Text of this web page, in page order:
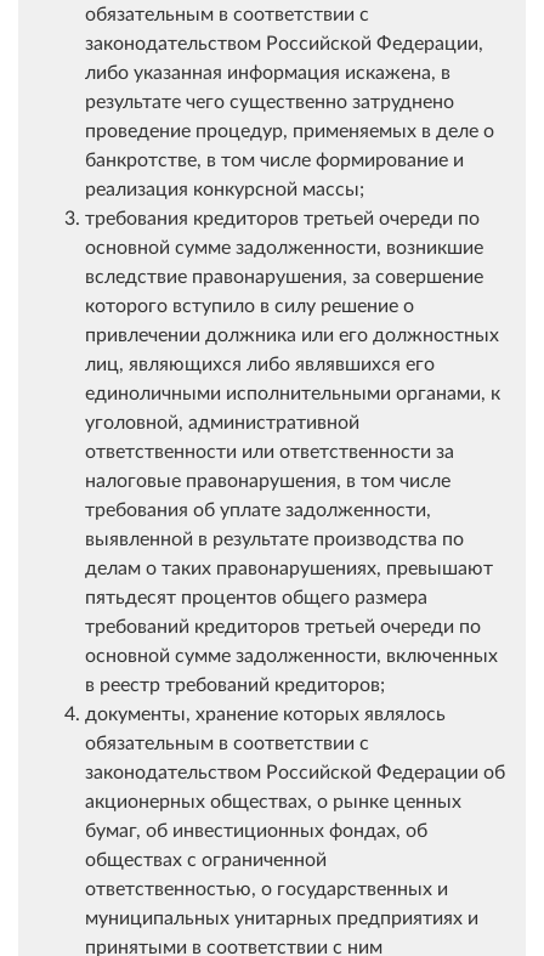
обязательным в соответствии с
законодательством Российской Федерации,
либо указанная информация искажена, в
результате чего существенно затруднено
проведение процедур, применяемых в деле о
банкротстве, в том числе формирование и
реализация конкурсной массы;
требования кредиторов третьей очереди по
основной сумме задолженности, возникшие
вследствие правонарушения, за совершение
которого вступило в силу решение о
привлечении должника или его должностных
лиц, являющихся либо являвшихся его
единоличными исполнительными органами, к
уголовной, административной
ответственности или ответственности за
налоговые правонарушения, в том числе
требования об уплате задолженности,
выявленной в результате производства по
делам о таких правонарушениях, превышают
пятьдесят процентов общего размера
требований кредиторов третьей очереди по
основной сумме задолженности, включенных
в реестр требований кредиторов;
документы, хранение которых являлось
обязательным в соответствии с
законодательством Российской Федерации об
акционерных обществах, о рынке ценных
бумаг, об инвестиционных фондах, об
обществах с ограниченной
ответственностью, о государственных и
муниципальных унитарных предприятиях и
принятыми в соответствии с ним